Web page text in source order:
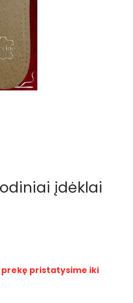
įdėklai
pristatysime iki